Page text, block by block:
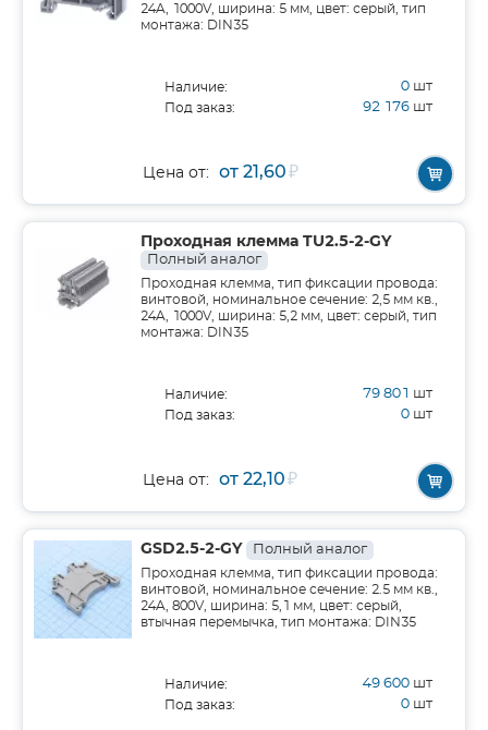
24A, 1000V, ширина: 5 мм, цвет: серый, тип
монтажа: DIN35
Наличие: 0 шт
Под заказ: 92 176 шт
Цена от: от 21,60₽
Проходная клемма TU2.5-2-GY
Полный аналог
Проходная клемма, тип фиксации провода:
винтовой, номинальное сечение: 2,5 мм кв.,
24A, 1000V, ширина: 5,2 мм, цвет: серый, тип
монтажа: DIN35
Наличие: 79 801 шт
Под заказ: 0 шт
Цена от: от 22,10₽
GSD2.5-2-GY Полный аналог
Проходная клемма, тип фиксации провода:
винтовой, номинальное сечение: 2.5 мм кв.,
24A, 800V, ширина: 5,1 мм, цвет: серый,
втычная перемычка, тип монтажа: DIN35
Наличие: 49 600 шт
Под заказ: 0 шт